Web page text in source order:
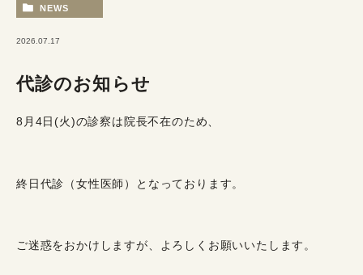
NEWS
2026.07.17
代診のお知らせ
8月4日(火)の診察は院長不在のため、
終日代診（女性医師）となっております。
ご迷惑をおかけしますが、よろしくお願いいたします。